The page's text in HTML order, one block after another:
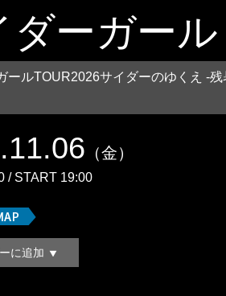
ダーガール
ールTOUR2026サイダーのゆくえ -
（金）
/ START 19:00
に追加